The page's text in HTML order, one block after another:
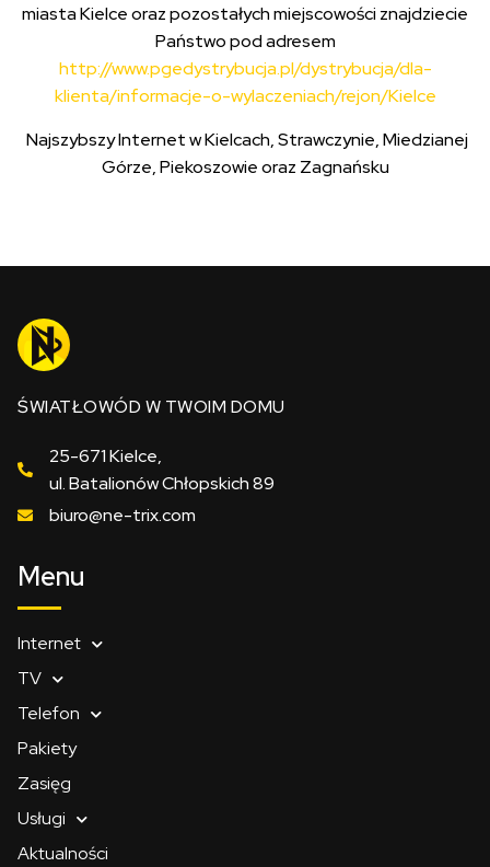
miasta Kielce oraz pozostałych miejscowości znajdziecie
Państwo pod adresem
http://www.pgedystrybucja.pl/dystrybucja/dla-
klienta/informacje-o-wylaczeniach/rejon/Kielce
Najszybszy Internet w Kielcach, Strawczynie, Miedzianej
Górze, Piekoszowie oraz Zagnańsku
ŚWIATŁOWÓD W TWOIM DOMU
25-671 Kielce,
ul. Batalionów Chłopskich 89
biuro@ne-trix.com
Menu
Internet
TV
Telefon
Pakiety
Zasięg
Usługi
Aktualności